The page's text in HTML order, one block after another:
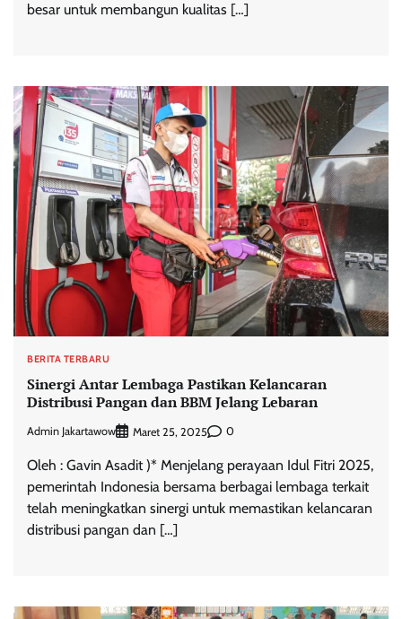
besar untuk membangun kualitas […]
BERITA TERBARU
Sinergi Antar Lembaga Pastikan Kelancaran
Distribusi Pangan dan BBM Jelang Lebaran
Admin Jakartawow Maret 25, 2025 0
Oleh : Gavin Asadit )* Menjelang perayaan Idul Fitri 2025,
pemerintah Indonesia bersama berbagai lembaga terkait
telah meningkatkan sinergi untuk memastikan kelancaran
distribusi pangan dan […]